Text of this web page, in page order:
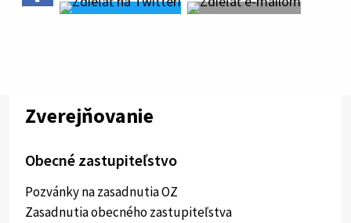
Zverejňovanie
Obecné zastupiteľstvo
Pozvánky na zasadnutia OZ
Zasadnutia obecného zastupiteľstva